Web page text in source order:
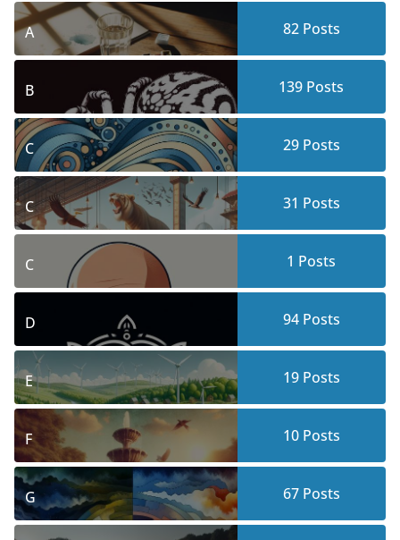
A 82Posts
B 139 Posts
C 29Posts
C 31 Posts
C 1 Posts
D 94Posts
E 19Posts
F 10Posts
G 67Posts